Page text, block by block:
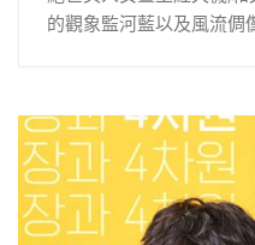
的觀象監河藍以及風流倜